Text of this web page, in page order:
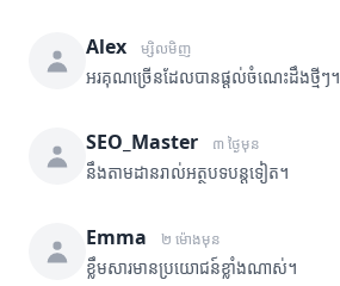
Alex ម្សិលមិញ
អរគុណច្រើនដែលបានផ្តល់ចំណេះដឹងថ្មីៗ។
SEO_Master ៣ ថ្ងៃមុន
នឹងតាមដានរាល់អត្ថបទបន្តទៀត។
Emma ២ ម៉ោងមុន
ខ្លឹមសារមានប្រយោជន៍ខ្លាំងណាស់។